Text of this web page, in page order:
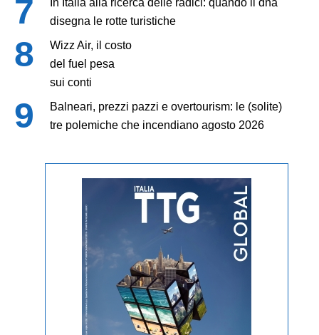
disegna le rotte turistiche
Wizz Air, il costo
del fuel pesa
sui conti
Balneari, prezzi pazzi e overtourism: le (solite)
tre polemiche che incendiano agosto 2026